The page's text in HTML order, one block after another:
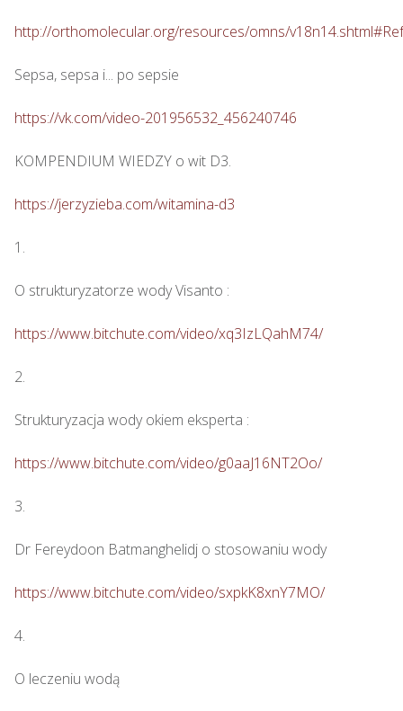
http://orthomolecular.org/resources/omns/
Sepsa, sepsa i... po sepsie
https://vk.com/video-201956532_456240746
KOMPENDIUM WIEDZY o wit D3.
https://jerzyzieba.com/witamina-d3
1.
O strukturyzatorze wody Visanto :
https://www.bitchute.com/video/xq3IzLQahM74/
2.
Strukturyzacja wody okiem eksperta :
https://www.bitchute.com/video/g0aaJ16NT2Oo/
3.
Dr Fereydoon Batmanghelidj o stosowaniu wody
https://www.bitchute.com/video/sxpkK8xnY7MO/
4.
O leczeniu wodą